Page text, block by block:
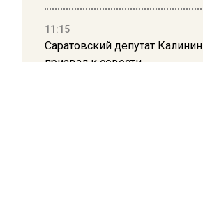
11:15
Саратовский депутат Калинин
призвал к совести